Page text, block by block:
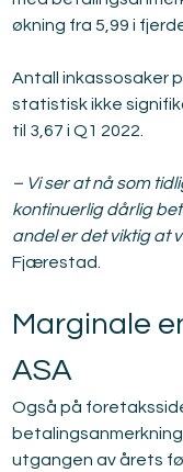
økning fra 5,99 i
Antall inkassosaker
statistisk ikke
til 3,67 i Q1 2022.
– Vi ser at nå som
kontinuerlig dårlig
andel er det viktig at
Fjærestad.
Marginale
ASA
Også på
utgangen av årets